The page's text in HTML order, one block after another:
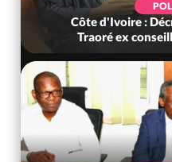
Côte d'Ivoire :
Traoré ex